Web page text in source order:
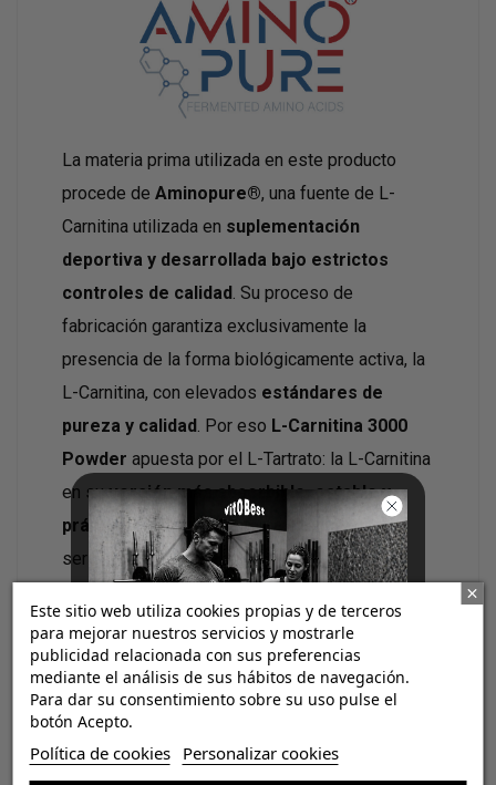
La materia prima utilizada en este producto
procede de Aminopure®, una fuente de L-
Carnitina utilizada en suplementación
deportiva y desarrollada bajo estrictos
controles de calidad. Su proceso de
fabricación garantiza exclusivamente la
presencia de la forma biológicamente activa, la
L-Carnitina, con elevados estándares de
pureza y calidad. Por eso L-Carnitina 3000
Powder apuesta por el L-Tartrato: la L-Carnitina
en suversión más absorbible, estable y
prácticapara quien se toma el entreno en
serio.
Pureza y formato:
Este sitio web utiliza cookies propias y de terceros
para mejorar nuestros servicios y mostrarle
publicidad relacionada con sus preferencias
mediante el análisis de sus hábitos de navegación.
Para dar su consentimiento sobre su uso pulse el
botón Acepto.
Política de cookies Personalizar cookies
¡Consigue regalos gratis
con tus pedidos!